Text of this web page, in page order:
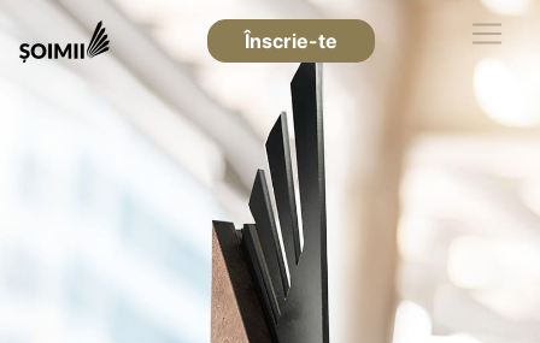
Înscrie-te